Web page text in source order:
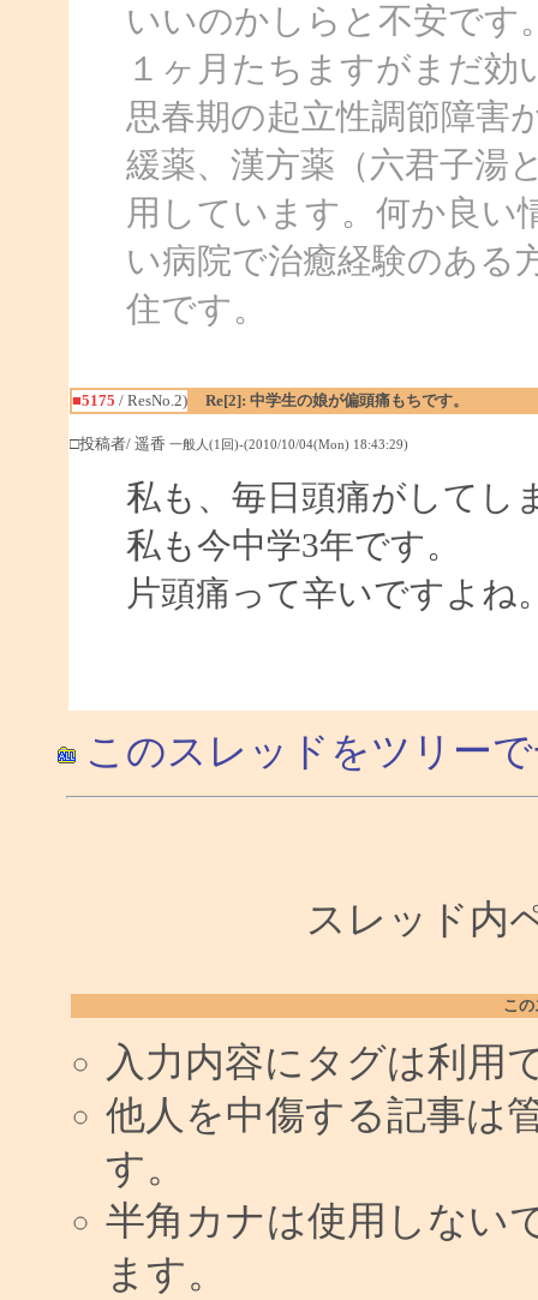
いいのかしらと不安です
１ヶ月たちますがまだ
思春期の起立性調節障害
緩薬、漢方薬（六君子湯
用しています。何か良い
い病院で治癒経験のある
住です。
■5175 / ResNo.2) Re[2]: 中学生の娘が偏頭痛もちです。
□投稿者/ 遥香 一般人(1回)-(2010/10/04(Mon) 18:43:29)
私も、毎日頭痛がしてし
私も今中学3年です。
片頭痛って辛いですよね
このスレッドをツリー
スレッド内
こ
入力内容にタグは利用
他人を中傷する記事は
す。
半角カナは使用しない
ます。